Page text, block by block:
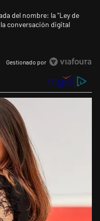
Gobierno perdió la pulseada
del nombre: la "Ley de
conversación digital
Gestionado por